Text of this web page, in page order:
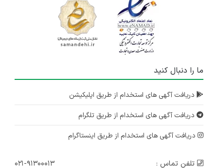
ما را دنبال کنید
دریافت آگهی های استخدام از طریق اپلیکیشن
دریافت آگهی های استخدام از طریق تلگرام
دریافت آگهی های استخدام از طریق اینستاگرام
تلفن تماس : ۰۲۱-۹۱۳۰۰۰۱۳